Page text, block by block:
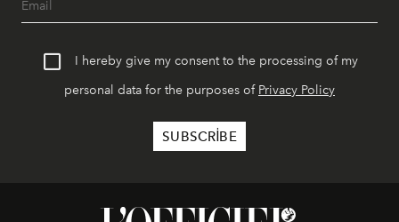
I hereby give my consent to the processing of my
personal data for the purposes of Privacy Policy